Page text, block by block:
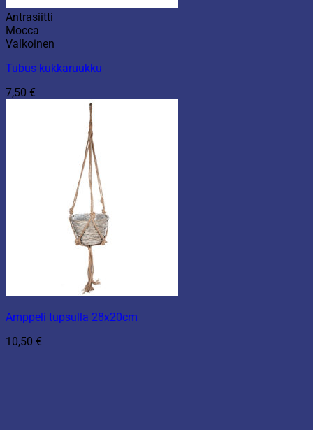
Antrasiitti
Mocca
Valkoinen
Tubus kukkaruukku
7,50 €
Amppeli tupsulla 28x20cm
10,50 €